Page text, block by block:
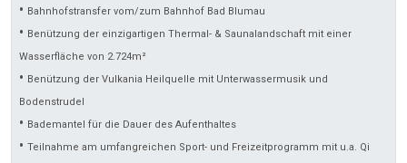
• Bahnhofstransfer vom/zum Bahnhof Bad Blumau
• Benützung der einzigartigen Thermal- & Saunalandschaft mit einer
Wasserfläche von 2.724m²
• Benützung der Vulkania Heilquelle mit Unterwassermusik und
Bodenstrudel
• Bademantel für die Dauer des Aufenthaltes
• Teilnahme am umfangreichen Sport- und Freizeitprogramm mit u.a. Qi